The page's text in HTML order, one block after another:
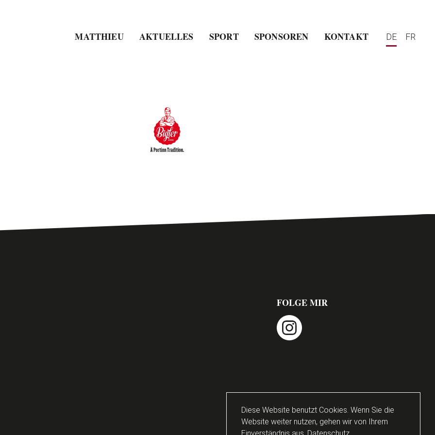
MATTHIEU AKTUELLES SPORT SPONSOREN KONTAKT DE FR
FOLGE MIR
instagram
Diese Website benutzt Cookies. Wenn Sie die
Website weiter nutzen, gehen wir von Ihrem
Einverständnis aus. Datenschutz.